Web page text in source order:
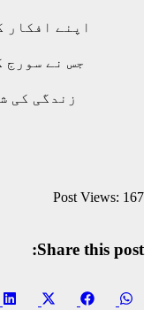
اپنے افکار
جس نے سورج
زندگی کی
Post Views: 167
Share this post:
Share
Share
Share